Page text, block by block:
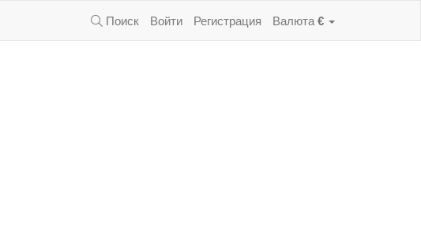
Поиск Войти Регистрация Валюта €